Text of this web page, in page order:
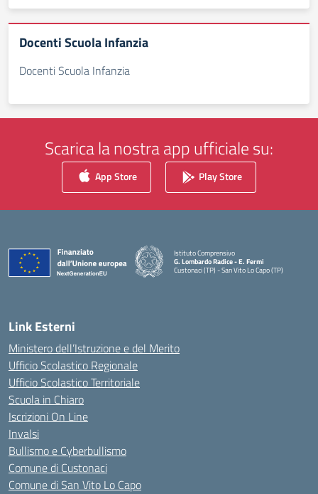
Docenti Scuola Infanzia
Docenti Scuola Infanzia
Scarica la nostra app ufficiale su:
App Store Play Store
Istituto Comprensivo
G. Lombardo Radice - E. Fermi
Custonaci (TP) - San Vito Lo Capo (TP)
— Visita la pagina iniziale della scuola
Link Esterni
Ministero dell’Istruzione e del Merito
Ufficio Scolastico Regionale
Ufficio Scolastico Territoriale
Scuola in Chiaro
Iscrizioni On Line
Invalsi
Bullismo e Cyberbullismo
Comune di Custonaci
Comune di San Vito Lo Capo